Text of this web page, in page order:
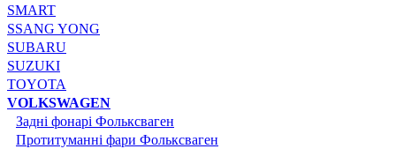
SMART
SSANG YONG
SUBARU
SUZUKI
TOYOTA
VOLKSWAGEN
Задні фонарі Фольксваген
Протитуманні фари Фольксваген